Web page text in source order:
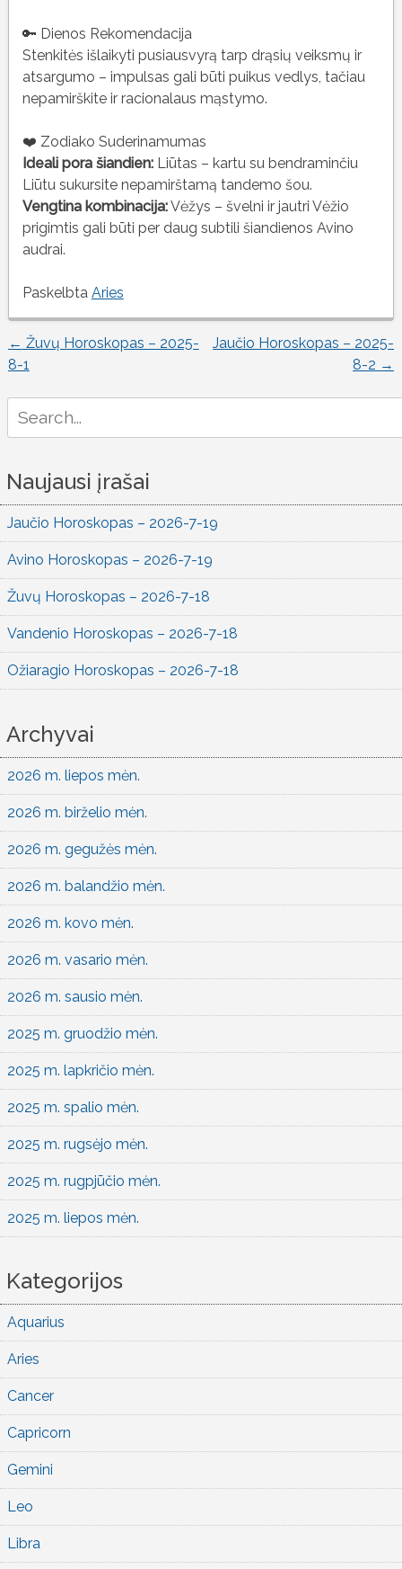
🔑 Dienos Rekomendacija
Stenkitės išlaikyti pusiausvyrą tarp drąsių veiksmų ir
atsargumo – impulsas gali būti puikus vedlys, tačiau
nepamirškite ir racionalaus mąstymo.
❤️ Zodiako Suderinamumas
Ideali pora šiandien:Liūtas – kartu su bendraminčiu
Liūtu sukursite nepamirštamą tandemo šou.
Vengtina kombinacija:Vėžys – švelni ir jautri Vėžio
prigimtis gali būti per daug subtili šiandienos Avino
audrai.
Paskelbta Aries
Įrašo
naršymas
← Žuvų Horoskopas – 2025-
8-1
Jaučio Horoskopas – 2025-
8-2 →
for:
Naujausi įrašai
Jaučio Horoskopas – 2026-7-19
Avino Horoskopas – 2026-7-19
Žuvų Horoskopas – 2026-7-18
Vandenio Horoskopas – 2026-7-18
Ožiaragio Horoskopas – 2026-7-18
Archyvai
2026 m. liepos mėn.
2026 m. birželio mėn.
2026 m. gegužės mėn.
2026 m. balandžio mėn.
2026 m. kovo mėn.
2026 m. vasario mėn.
2026 m. sausio mėn.
2025 m. gruodžio mėn.
2025 m. lapkričio mėn.
2025 m. spalio mėn.
2025 m. rugsėjo mėn.
2025 m. rugpjūčio mėn.
2025 m. liepos mėn.
Kategorijos
Aquarius
Aries
Cancer
Capricorn
Gemini
Leo
Libra